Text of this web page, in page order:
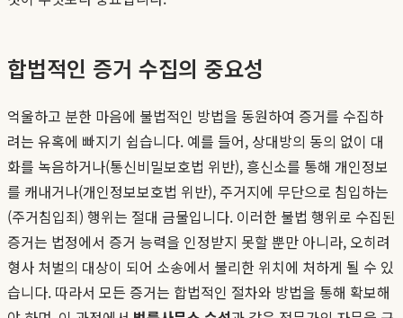
합법적인 증거 수집의 중요성
억울하고 분한 마음에 불법적인 방법을 동원하여 증거를 수집하
려는 유혹에 빠지기 쉽습니다. 예를 들어, 상대방의 동의 없이 대
화를 녹음하거나(통신비밀보호법 위반), 흥신소를 통해 개인정보
를 캐내거나(개인정보보호법 위반), 주거지에 무단으로 침입하는
(주거침입죄) 행위는 절대 금물입니다. 이러한 불법 행위로 수집된
증거는 법정에서 증거 능력을 인정받지 못할 뿐만 아니라, 오히려
형사 처벌의 대상이 되어 소송에서 불리한 위치에 처하게 될 수 있
습니다. 따라서 모든 증거는 합법적인 절차와 방법을 통해 확보해